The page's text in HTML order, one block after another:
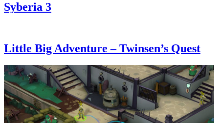
Syberia 3
Little Big Adventure – Twinsen’s Quest